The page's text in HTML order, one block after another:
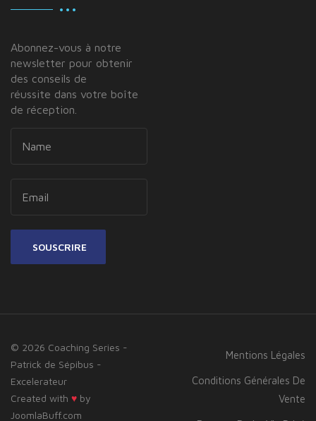
Abonnez-vous à notre
newsletter pour obtenir
des conseils de
réussite dans votre boîte
de réception.
SOUSCRIRE
© 2026 Coaching Series -
Patrick de Sépibus -
Excelerateur
Created with ♥ by
JoomlaBuff.com
Mentions Légales
Conditions Générales De
Vente